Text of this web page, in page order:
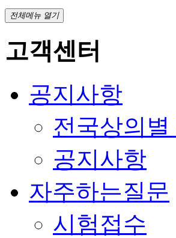
전체메뉴 열기
고객센터
공지사항
전국상의
공지사항
자주하는질문
시험접수